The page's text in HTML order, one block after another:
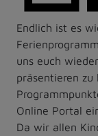
Endlich ist es
uns euch
präsentieren zu
Online Portal
Da wir allen